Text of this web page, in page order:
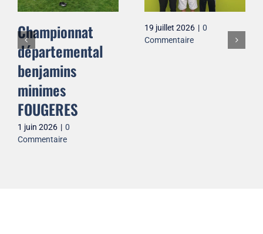
Championnat
départemental
benjamins
minimes
FOUGERES
1 juin 2026 | 0
Commentaire
19 juillet 2026 | 0
Commentaire